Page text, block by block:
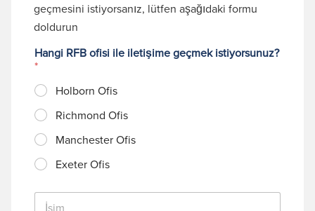
geçmesini istiyorsanız, lütfen aşağıdaki formu
doldurun
Hangi RFB ofisi ile iletişime geçmek istiyorsunuz?
*
Holborn Ofis
Richmond Ofis
Manchester Ofis
Exeter Ofis
İ